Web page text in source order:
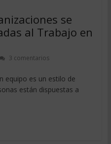
se
al Trabajo en
3 comentarios
equipo es un estilo de
están dispuestas a